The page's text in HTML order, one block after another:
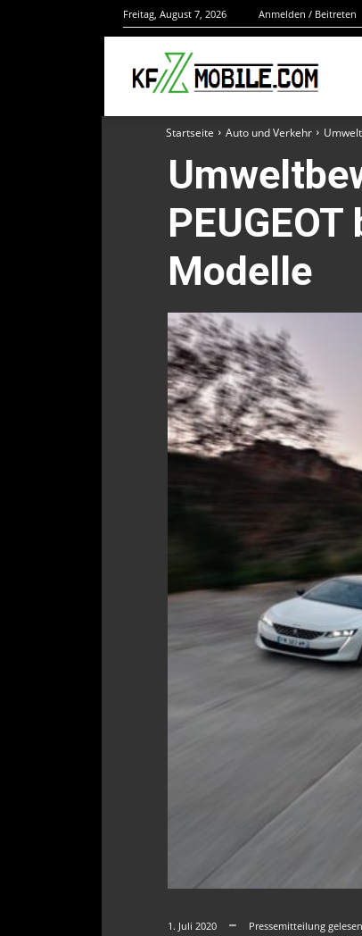
Freitag, August 7, 2026 Anmelden / Beitreten
Startseite Auto und Verkehr
Modelle
1. Juli 2020 Pressemitteilung